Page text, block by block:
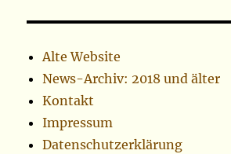
Alte Website
News-Archiv: 2018 und älter
Kontakt
Impressum
Datenschutzerklärung